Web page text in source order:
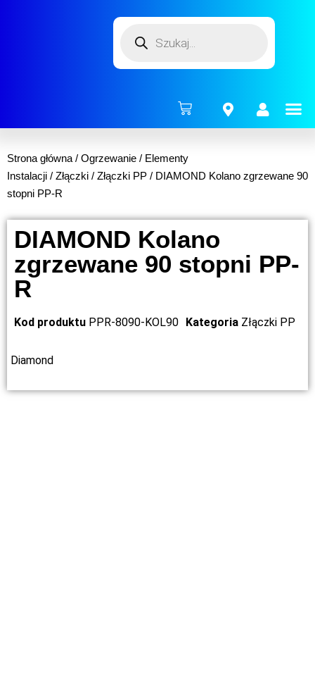
Strona główna / Ogrzewanie / Elementy
Instalacji / Złączki / Złączki PP / DIAMOND Kolano zgrzewane 90
stopni PP-R
DIAMOND Kolano
zgrzewane 90 stopni PP-
R
Kod produktu PPR-8090-KOL90 Kategoria Złączki PP
Diamond